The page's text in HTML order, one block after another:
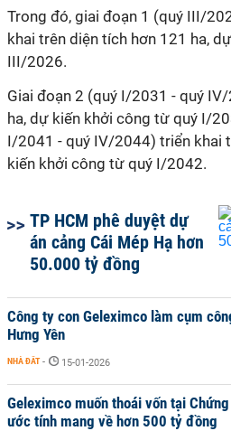
Trong đó, giai đoạn 1 (quý III/
khai trên diện tích hơn 121 ha,
III/2026.
Giai đoạn 2 (quý I/2031 - quý
ha, dự kiến khởi công từ quý I/
I/2041 - quý IV/2044) triển khai
kiến khởi công từ quý I/2042.
TP HCM phê duyệt dự
án cảng Cái Mép Hạ hơn
50.000 tỷ đồng
Công ty con Geleximco làm cụm
Hưng Yên
NHÀ ĐẤT - 15-01-2026
Geleximco muốn thoái vốn tại
ước tính mang về hơn 500 tỷ đồng